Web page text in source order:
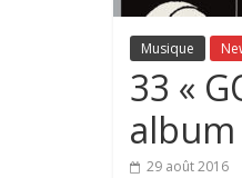
Musique
33 «
29 août 2016